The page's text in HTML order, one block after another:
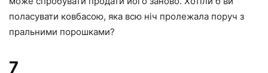
поласувати ковбасою, яка всю ніч пролежала поруч з
пральними порошками?
7